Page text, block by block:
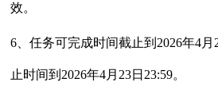
效。
6、任务可完成时间截止到2026年4
止时间到2026年4月23日23:59。